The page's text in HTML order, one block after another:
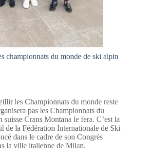
championnats du monde de ski alpin
les Championnats du monde reste
pas les Championnats du
suisse Crans Montana le fera. C’est la
de la Fédération Internationale de Ski
dans le cadre de son Congrès
la ville italienne de Milan.